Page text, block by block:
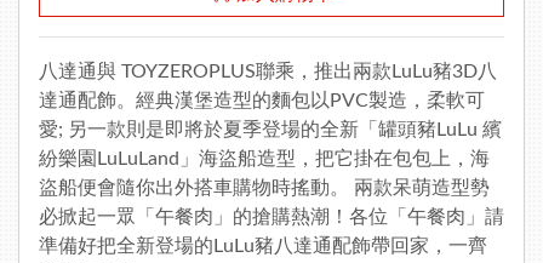
八達通與 TOYZEROPLUS聯乘，推出兩款LuLu豬3D八
達通配飾。經典漢堡造型的麵包以PVC製造，柔軟可
愛; 另一款則是即將於夏季登場的全新「罐頭豬LuLu 繽
紛樂園LuLuLand」海盜船造型，把它掛在包包上，海
盜船便會隨你出外搭車購物時搖動。 兩款呆萌造型勢
必掀起一眾「午餐肉」的搶購熱潮！各位「午餐肉」請
準備好把全新登場的LuLu豬八達通配飾帶回家，一齊